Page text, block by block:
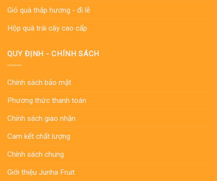
Giỏ quà thắp hương - đi lễ
Hộp quà trái cây cao cấp
QUY ĐỊNH - CHÍNH SÁCH
Chính sách bảo mật
Phương thức thanh toán
Chính sách giao nhận
Cam kết chất lượng
Chính sách chung
Giới thiệu Junha Fruit